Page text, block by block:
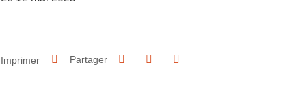
Imprimer Partager Partager sur Facebook
Partager sur LinkedIn